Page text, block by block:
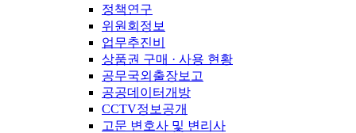
정책연구
위원회정보
업무추진비
상품권 구매 · 사용 현황
공무국외출장보고
공공데이터개방
CCTV정보공개
고문 변호사 및 변리사